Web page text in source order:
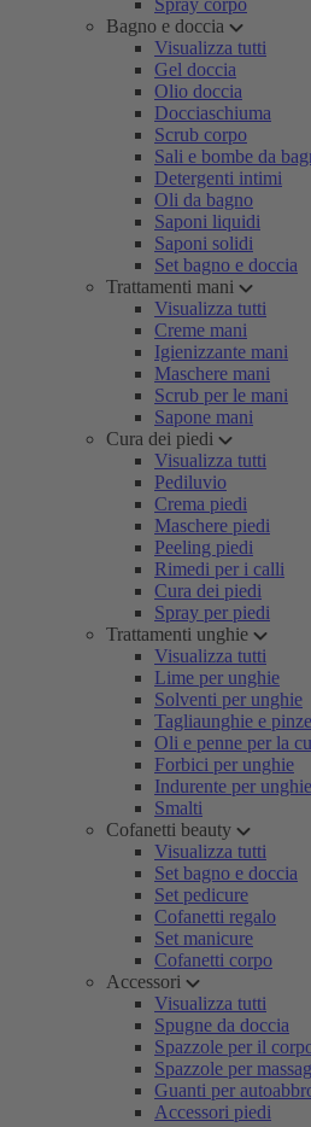
Spray corpo
Bagno e doccia
Visualizza tutti
Gel doccia
Olio doccia
Docciaschiuma
Scrub corpo
Sali e bombe da
Detergenti intimi
Oli da bagno
Saponi liquidi
Saponi solidi
Set bagno e doccia
Trattamenti mani
Visualizza tutti
Creme mani
Igienizzante mani
Maschere mani
Scrub per le mani
Sapone mani
Cura dei piedi
Visualizza tutti
Pediluvio
Crema piedi
Maschere piedi
Peeling piedi
Rimedi per i calli
Cura dei piedi
Spray per piedi
Trattamenti unghie
Visualizza tutti
Lime per unghie
Solventi per unghie
Tagliaunghie e pinze
Oli e penne per la
Forbici per unghie
Indurente per unghie
Smalti
Cofanetti beauty
Visualizza tutti
Set bagno e doccia
Set pedicure
Cofanetti regalo
Set manicure
Cofanetti corpo
Accessori
Visualizza tutti
Spugne da doccia
Spazzole per il
Spazzole per
Guanti per
Accessori piedi